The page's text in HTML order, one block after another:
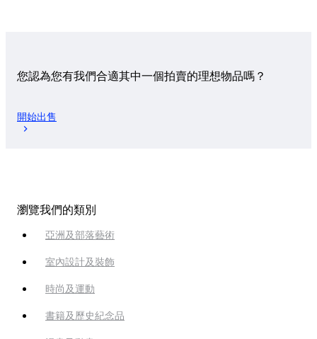
您認為您有我們合適其中一個拍賣的理想物品嗎？
開始出售
瀏覽我們的類別
亞洲及部落藝術
室內設計及裝飾
時尚及運動
書籍及歷史紀念品